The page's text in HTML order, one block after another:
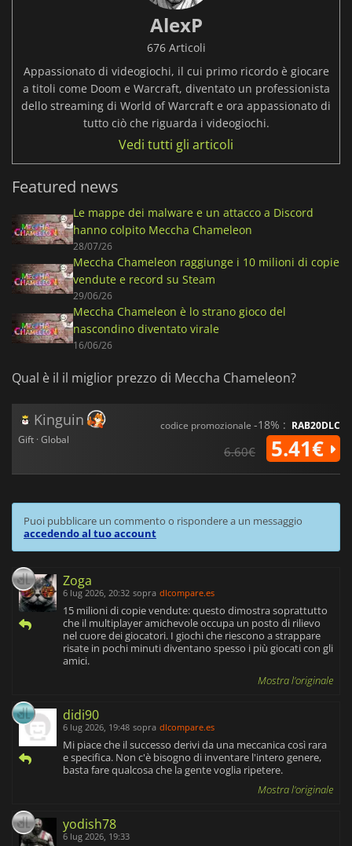
AlexP
676 Articoli
Appassionato di videogiochi, il cui primo ricordo è giocare
a titoli come Doom e Warcraft, diventato un professionista
dello streaming di World of Warcraft e ora appassionato di
tutto ciò che riguarda i videogiochi.
Vedi tutti gli articoli
Featured news
Le mappe dei malware e un attacco a Discord
hanno colpito Meccha Chameleon
28/07/26
Meccha Chameleon raggiunge i 10 milioni di copie
vendute e record su Steam
29/06/26
Meccha Chameleon è lo strano gioco del
nascondino diventato virale
16/06/26
Qual è il il miglior prezzo di Meccha Chameleon?
Kinguin
Gift · Global
codice promozionale -18% : RAB20DLC
6.60€ 5.41€
Puoi pubblicare un commento o rispondere a un messaggio
accedendo al tuo account
Zoga
6 lug 2026, 20:32 sopra dlcompare.es
15 milioni di copie vendute: questo dimostra soprattutto
che il multiplayer amichevole occupa un posto di rilievo
nel cuore dei giocatori. I giochi che riescono a strappare
risate in pochi minuti diventano spesso i più giocati con gli
amici.
Mostra l'originale
didi90
6 lug 2026, 19:48 sopra dlcompare.es
Mi piace che il successo derivi da una meccanica così rara
e specifica. Non c'è bisogno di inventare l'intero genere,
basta fare qualcosa che la gente voglia ripetere.
Mostra l'originale
yodish78
6 lug 2026, 19:33